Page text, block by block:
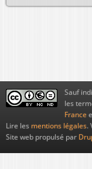
Sauf
les
France
Lire les mentions légales.
Site web propulsé par